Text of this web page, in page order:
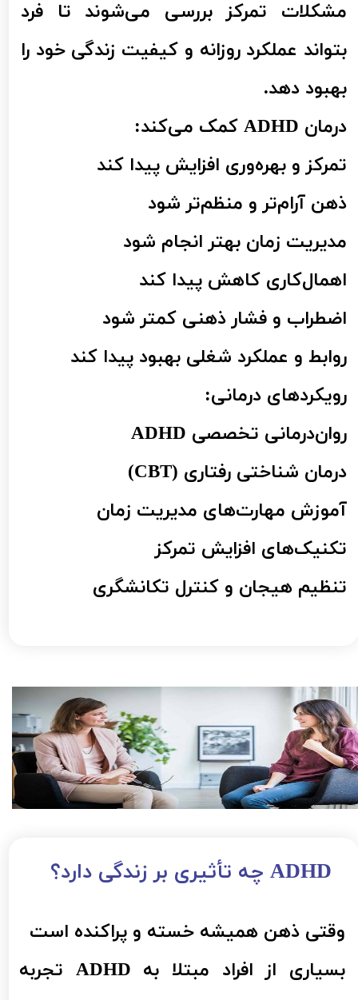
مشکلات تمرکز بررسی می‌شوند تا فرد
بتواند عملکرد روزانه و کیفیت زندگی خود را
بهبود دهد.
درمان ADHD کمک می‌کند:
تمرکز و بهره‌وری افزایش پیدا کند
ذهن آرام‌تر و منظم‌تر شود
مدیریت زمان بهتر انجام شود
اهمال‌کاری کاهش پیدا کند
اضطراب و فشار ذهنی کمتر شود
روابط و عملکرد شغلی بهبود پیدا کند
رویکردهای درمانی:
روان‌درمانی تخصصی ADHD
درمان شناختی رفتاری (CBT)
آموزش مهارت‌های مدیریت زمان
تکنیک‌های افزایش تمرکز
​​​​​​​تنظیم هیجان و کنترل تکانشگری
ADHD چه تأثیری بر زندگی دارد؟​​​​​​​
وقتی ذهن همیشه خسته و پراکنده است
بسیاری از افراد مبتلا به ADHD تجربه